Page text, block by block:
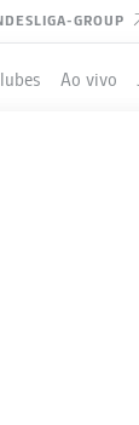
GROUP
Ao vivo